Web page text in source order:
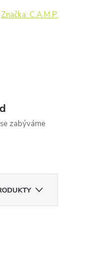
Značka:C.A.M.P.
zabýváme